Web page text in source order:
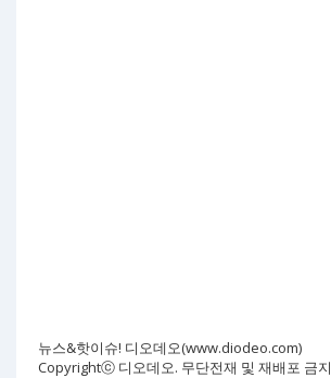
뉴스&핫이슈! 디오데오(www.diodeo.com)
Copyrightⓒ 디오데오. 무단전재 및 재배포 금지